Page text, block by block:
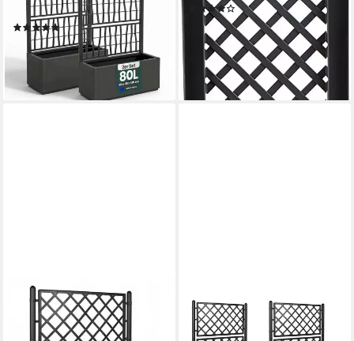
verschiedenen Farben
(20)
144,99 €
lieferbar - in 3-4 Werktagen bei dir
(17)
ab 44,69 €
lieferbar - in 3-4 Werktagen bei dir
KREHER
Spalier XL Spalier in Holz
Optik in Anthrazit (breite
Spalier 2 x XL Spalier in Holz
Optik in Anthrazit (breite